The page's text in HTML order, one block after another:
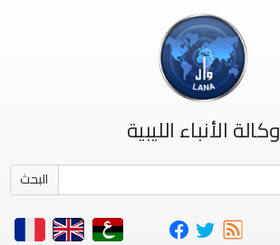
وكالة الأنباء الليبية
البحث